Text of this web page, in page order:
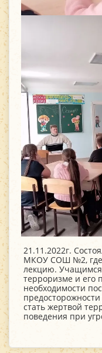
21.11.2022г.
МКОУ СОШ №2, где
лекцию. Учащимся
терроризме и его
необходимости
стать жертвой
поведения при